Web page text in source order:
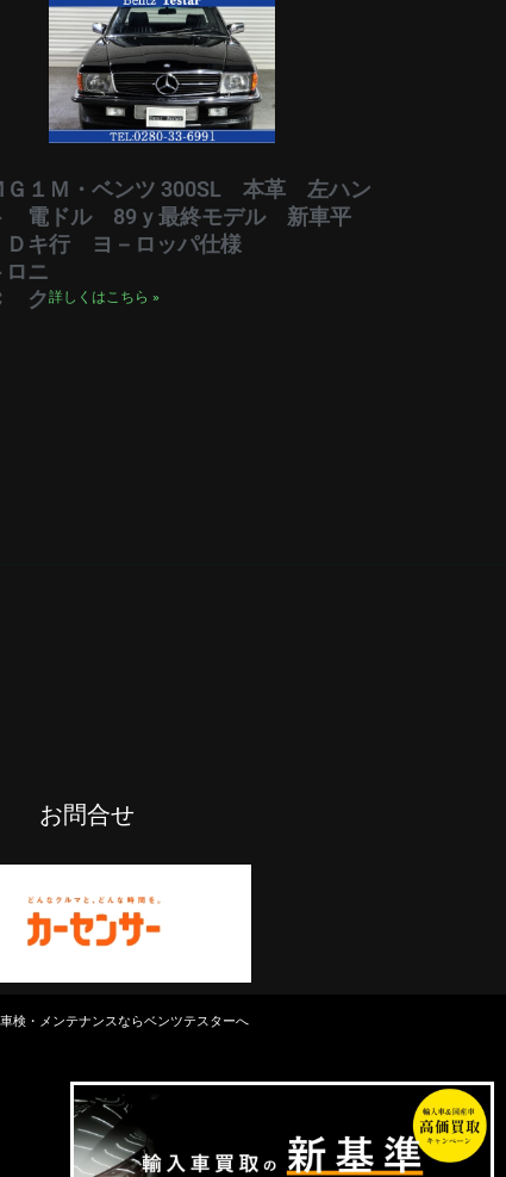
１
電
キ
ニ
ク
Ｍ・ベンツ 300SL 本革 左ハン
ドル 89ｙ最終モデル 新車平
行 ヨ－ロッパ仕様
詳しくはこちら »
お問合せ
検・メンテナンスならベンツテスターへ